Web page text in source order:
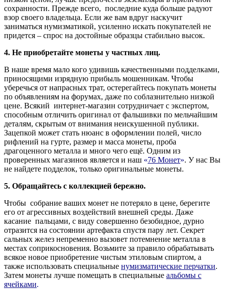
сохранности. Прежде всего, последние куда больше радуют
взор своего владельца. Если же вам вдруг наскучит
заниматься нумизматикой, усиленно искать покупателей не
придется – спрос на достойные образцы стабильно высок.
4. Не приобретайте монеты у частных лиц.
В наше время мало кого удивишь качественными подделками,
приносящими изрядную прибыль мошенникам. Чтобы
уберечься от напрасных трат, остерегайтесь покупать монеты
по объявлениям на форумах, даже по соблазнительно низкой
цене. Всякий интернет-магазин сотрудничает с экспертом,
способным отличить оригинал от фальшивки по мельчайшим
деталям, скрытым от внимания неискушенной публики.
Зацепкой может стать нюанс в оформлении полей, число
рифлений на гурте, размер и масса монеты, проба
драгоценного металла и много чего ещё. Одним из
проверенных магазинов является и наш «76 Монет». У нас Вы
не найдете подделок, только оригинальные монеты.
5. Обращайтесь с коллекцией бережно.
Чтобы собрание ваших монет не потеряло в цене, берегите
его от агрессивных воздействий внешней среды. Даже
касание пальцами, с виду совершенно безобидное, дурно
отразится на состоянии артефакта спустя пару лет. Секрет
сальных желез непременно вызовет потемнение металла в
местах соприкосновения. Возьмите за правило обрабатывать
всякое новое приобретение чистым этиловым спиртом, а
также использовать специальные нумизматические перчатки.
Затем монеты лучше помещать в специальные альбомы с
ячейками.